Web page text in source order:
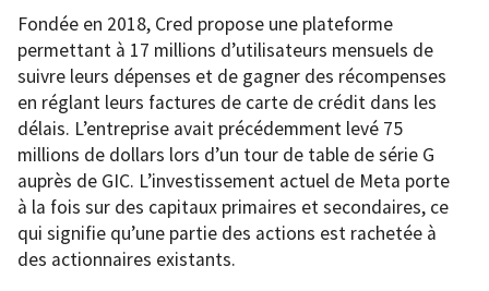
Fondée en 2018, Cred propose une plateforme
permettant à 17 millions d’utilisateurs mensuels de
suivre leurs dépenses et de gagner des récompenses
en réglant leurs factures de carte de crédit dans les
délais. L’entreprise avait précédemment levé 75
millions de dollars lors d’un tour de table de série G
auprès de GIC. L’investissement actuel de Meta porte
à la fois sur des capitaux primaires et secondaires, ce
qui signifie qu’une partie des actions est rachetée à
des actionnaires existants.